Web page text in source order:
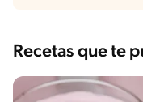
Recetas que te